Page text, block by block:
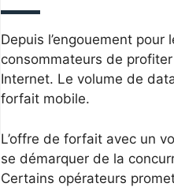
Depuis l’engouement
consommateurs de
Internet. Le volume de
forfait mobile.
L’offre de forfait avec un
se démarquer de la
Certains opérateurs